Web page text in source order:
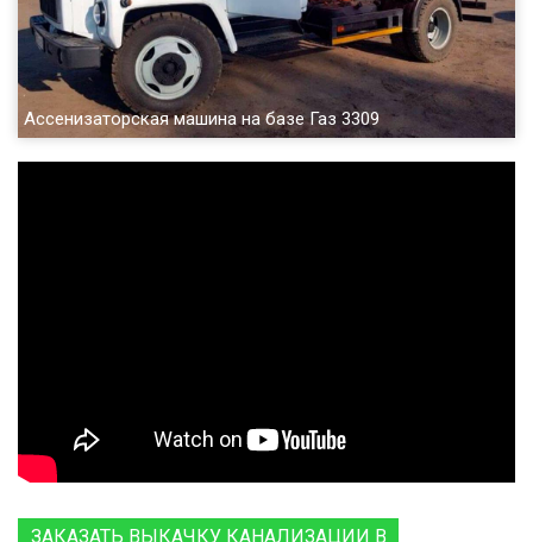
Ассенизаторская машина на базе Газ 3309
ЗАКАЗАТЬ ВЫКАЧКУ КАНАЛИЗАЦИИ В